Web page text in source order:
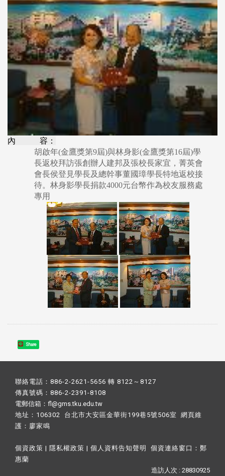
內 容：
胡啟年(金鷹獎第9屆)與林身影(金鷹獎第16屆)學
長返校拜訪張創辦人建邦及張校長家宜，菁英會
會長侯登見學長及總幹事董國璋學長特地返校接
待。林身影學長捐款4000元台幣作為校友服務處
專用
Share
聯絡電話：886-2-2621-5656 轉 8122～8127
傳真號碼：886-2-2391-8108
電郵信箱：fl@gms.tku.edu.tw
地址：106302 台北市大安區金華街199巷5號506室 網頁維
護： 廖家鳴​
個資政策 | 隱私權政策 | 個人資料告知聲明 個資連絡窗口： 鄭
惠蘭
造訪人次 : 28830925